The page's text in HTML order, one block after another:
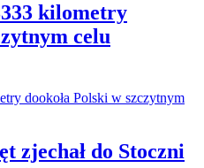
kilometry
celu
zjechał do Stoczni